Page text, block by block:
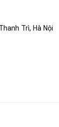
Trì, Hà Nội